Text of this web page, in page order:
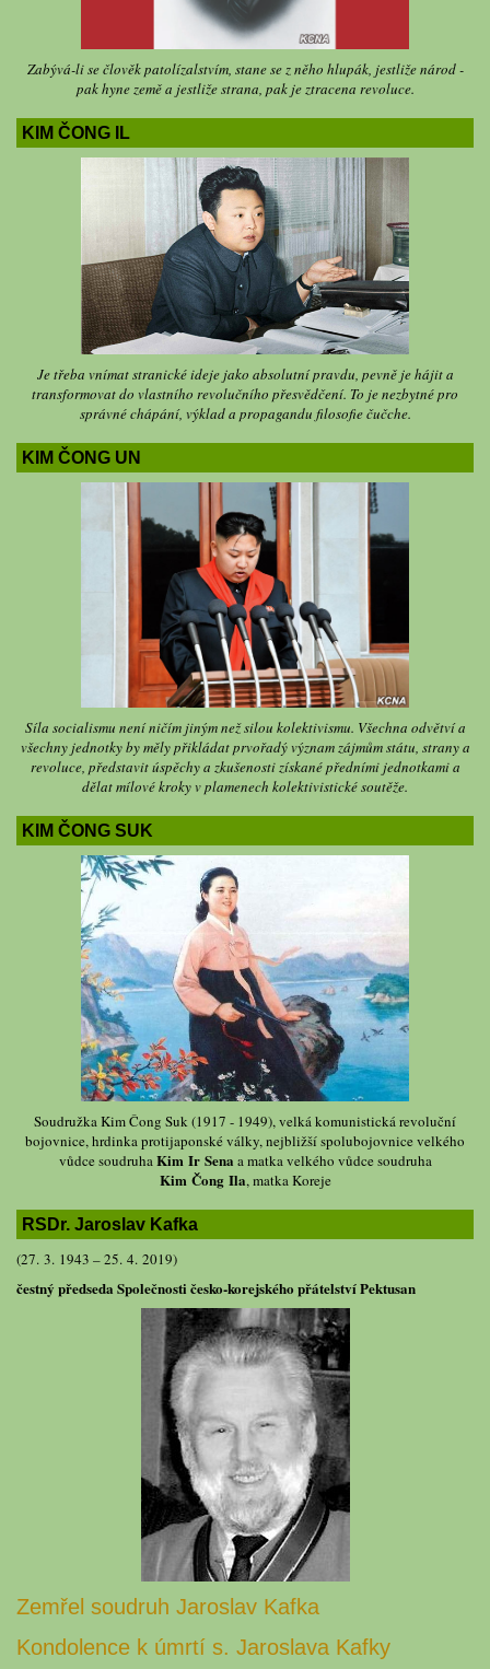
Zabývá-li se člověk patolízalstvím, stane se z něho hlupák, jestliže národ -
pak hyne země a jestliže strana, pak je ztracena revoluce.
KIM ČONG IL
Je třeba vnímat stranické ideje jako absolutní pravdu, pevně je hájit a
transformovat do vlastního revolučního přesvědčení. To je nezbytné pro
správné chápání, výklad a propagandu filosofie čučche.
KIM ČONG UN
Síla socialismu není ničím jiným než silou kolektivismu. Všechna odvětví a
všechny jednotky by měly přikládat prvořadý význam zájmům státu, strany a
revoluce, představit úspěchy a zkušenosti získané předními jednotkami a
dělat mílové kroky v plamenech kolektivistické soutěže.
KIM ČONG SUK
Soudružka Kim Čong Suk (1917 - 1949), velká komunistická revoluční
bojovnice, hrdinka protijaponské války, nejbližší spolubojovnice velkého
vůdce soudruhaKim Ir Sena a matka velkého vůdce soudruha
Kim Čong Ila, matka Koreje
RSDr. Jaroslav Kafka
(27. 3. 1943 – 25. 4. 2019)
čestný předseda Společnosti česko-korejského přátelství Pektusan
Zemřel soudruh Jaroslav Kafka
Kondolence k úmrtí s. Jaroslava Kafky